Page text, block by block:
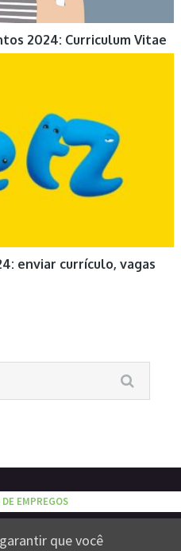
2024: Curriculum Vitae
enviar currículo, vagas
DE EMPREGOS
ESTÁGIOS VESTIBULAR
que você